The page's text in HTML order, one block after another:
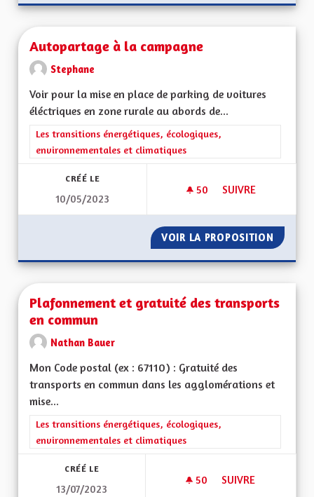
Autopartage à la campagne
Stephane
Voir pour la mise en place de parking de voitures
éléctriques en zone rurale au abords de...
Filtrer les résultats de la catégorie : Les transitions
Les transitions énergétiques, écologiques,
environnementales et climatiques
CRÉÉ LE
10/05/2023
50 50 ABONNÉS
SUIVRE
VOIR LA PROPOSITION
Plafonnement et gratuité des transports
en commun
Nathan Bauer
Mon Code postal (ex : 67110) : Gratuité des
transports en commun dans les agglomérations et
mise...
Filtrer les résultats de la catégorie : Les transitions
Les transitions énergétiques, écologiques,
environnementales et climatiques
CRÉÉ LE
13/07/2023
50 50 ABONNÉS
SUIVRE